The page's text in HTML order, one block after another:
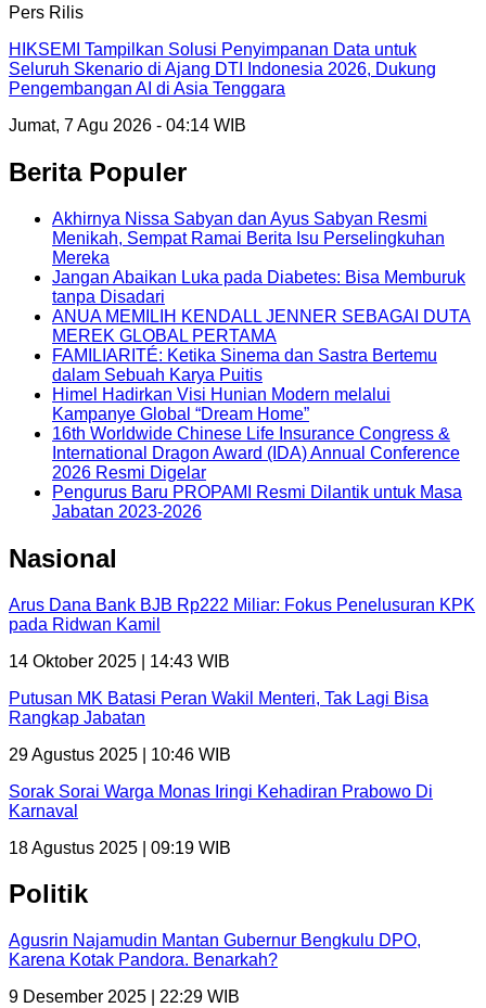
Pers Rilis
HIKSEMI Tampilkan Solusi Penyimpanan Data untuk
Seluruh Skenario di Ajang DTI Indonesia 2026, Dukung
Pengembangan AI di Asia Tenggara
Jumat, 7 Agu 2026 - 04:14 WIB
Berita Populer
Akhirnya Nissa Sabyan dan Ayus Sabyan Resmi
Menikah, Sempat Ramai Berita Isu Perselingkuhan
Mereka
Jangan Abaikan Luka pada Diabetes: Bisa Memburuk
tanpa Disadari
ANUA MEMILIH KENDALL JENNER SEBAGAI DUTA
MEREK GLOBAL PERTAMA
FAMILIARITÉ: Ketika Sinema dan Sastra Bertemu
dalam Sebuah Karya Puitis
Himel Hadirkan Visi Hunian Modern melalui
Kampanye Global “Dream Home”
16th Worldwide Chinese Life Insurance Congress &
International Dragon Award (IDA) Annual Conference
2026 Resmi Digelar
Pengurus Baru PROPAMI Resmi Dilantik untuk Masa
Jabatan 2023-2026
Nasional
Arus Dana Bank BJB Rp222 Miliar: Fokus Penelusuran KPK
pada Ridwan Kamil
14 Oktober 2025 | 14:43 WIB
Putusan MK Batasi Peran Wakil Menteri, Tak Lagi Bisa
Rangkap Jabatan
29 Agustus 2025 | 10:46 WIB
Sorak Sorai Warga Monas Iringi Kehadiran Prabowo Di
Karnaval
18 Agustus 2025 | 09:19 WIB
Politik
Agusrin Najamudin Mantan Gubernur Bengkulu DPO,
Karena Kotak Pandora. Benarkah?
9 Desember 2025 | 22:29 WIB